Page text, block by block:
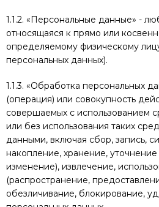
1.1.2. «Персональные данные» -
относящаяся к прямо или
определяемому физическому
персональных данных).
1.1.3. «Обработка персональных
(операция) или совокупность
совершаемых с использованием
или без использования таких
данными, включая сбор, запись,
накопление, хранение,
изменение), извлечение,
(распространение,
обезличивание, блокирование,